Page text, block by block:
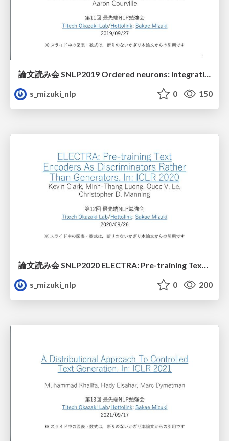
論文読み会 SNLP2019 Ordered neurons: Integrating tree structures into recurrent neural networks
s_mizuki_nlp
0 150
論文読み会 SNLP2020 ELECTRA: Pre-training Text Encoders as Discriminators Rather Than Generators
s_mizuki_nlp
0 200